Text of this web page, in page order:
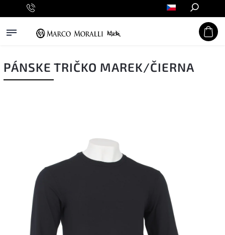
Hledat
PÁNSKE TRIČKO MAREK/ČIERNA